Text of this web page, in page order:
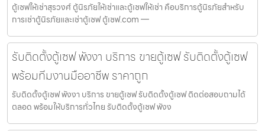
ตู้เซฟให้เช่าสุรวงศ์ ตู้นิรภัยให้เช่าและตู้เซฟให้เช่า คือบริการตู้นิรภัยสำหรับ
การเช่าตู้นิรภัยและเช่าตู้เซฟ ตู้เซฟ.com —
รับติดตั้งตู้เซฟ พังงา บริการ ขายตู้เซฟ รับติดตั้งตู้เซฟ
พร้อมทีมงานมืออาชีพ ราคาถูก
รับติดตั้งตู้เซฟ พังงา บริการ ขายตู้เซฟ รับติดตั้งตู้เซฟ ติดต่อสอบถามได้
ตลอด พร้อมให้บริการทั่วไทย รับติดตั้งตู้เซฟ พังง